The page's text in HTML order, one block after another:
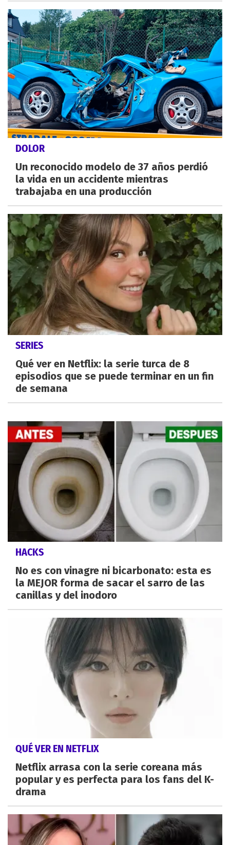
DOLOR
Un reconocido modelo de 37 años perdió
la vida en un accidente mientras
trabajaba en una producción
SERIES
Qué ver en Netflix: la serie turca de 8
episodios que se puede terminar en un fin
de semana
HACKS
No es con vinagre ni bicarbonato: esta es
la MEJOR forma de sacar el sarro de las
canillas y del inodoro
QUÉ VER EN NETFLIX
Netflix arrasa con la serie coreana más
popular y es perfecta para los fans del K-
drama